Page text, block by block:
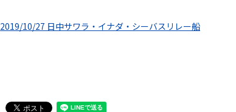
2019/10/27 日中サワラ・イナダ・シーバスリレー船